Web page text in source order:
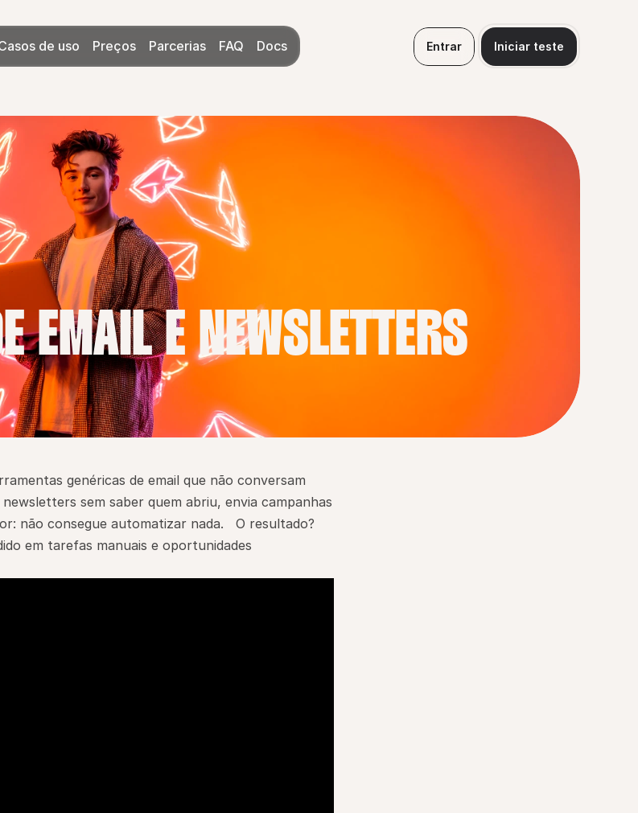
de uso Preços Parcerias FAQ Docs Entrar Iniciar teste
EMAIL E NEWSLETTERS
genéricas de email que não conversam
sem saber quem abriu, envia campanhas
não consegue automatizar nada.   O resultado?
em tarefas manuais e oportunidades